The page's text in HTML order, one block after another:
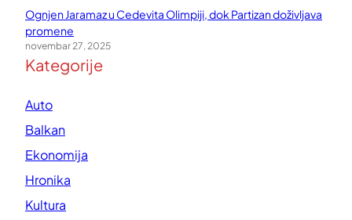
Ognjen Jaramaz u Cedevita Olimpiji, dok Partizan doživljava
promene
novembar 27, 2025
Kategorije
Auto
Balkan
Ekonomija
Hronika
Kultura